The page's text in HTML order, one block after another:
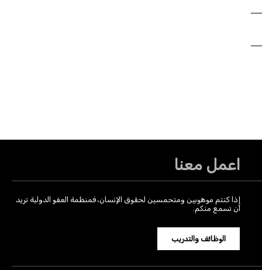
اعمل معنا
إذا كنتم موهوبين ومتحمسين لحقوق الإنسان، فمنظمة العفو الدولية تريد
أن تسمع منكم.
الوظائف والتدريب